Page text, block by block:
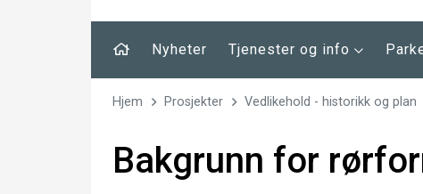
Nyheter Tjenester og info
Hjem Prosjekter Vedlikehold - historikk og plan
Bakgrunn for